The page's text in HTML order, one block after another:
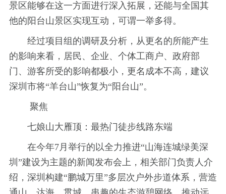
景区能够在这一方面进行深入拓展，还能与全国其
他的阳台山景区实现互动，可谓一举多得。
经过项目组的调研及分析，从更名的所能产生
的影响来看，居民、企业、个体工商户、政府部
门、游客所受的影响都极小，更名成本不高，建议
深圳市将“羊台山”恢复为“阳台山”。
聚焦
七娘山大雁顶：最热门徒步线路东端
在今年7月举行的以全力推进“山海连城绿美深
圳”建设为主题的新闻发布会上，相关部门负责人介
绍，深圳构建“鹏城万里”多层次户外步道体系，营造